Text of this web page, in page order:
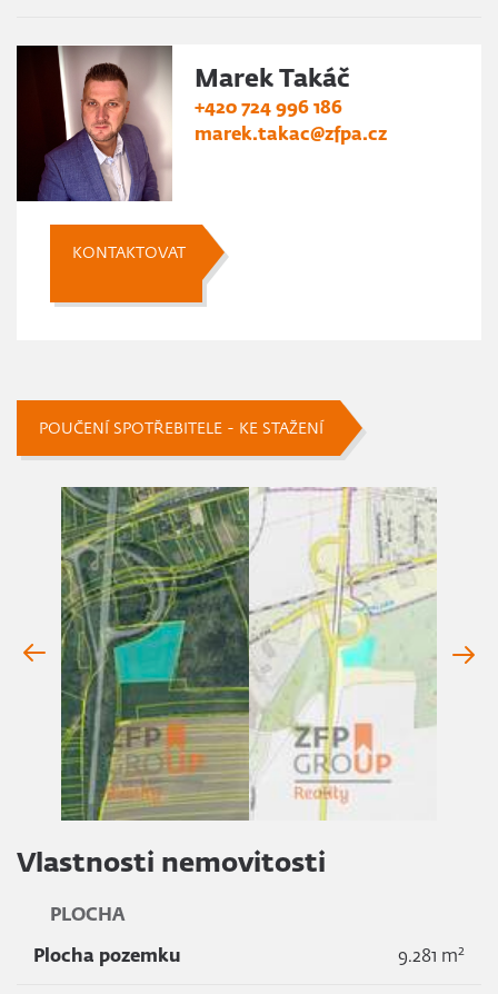
Marek Takáč
+420 724 996 186
marek.takac@zfpa.cz
KONTAKTOVAT
POUČENÍ SPOTŘEBITELE - KE STAŽENÍ
Vlastnosti nemovitosti
PLOCHA
Plocha pozemku 9.281 m2